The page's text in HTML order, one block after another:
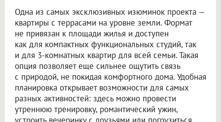
Одна из самых эксклюзивных изюминок проекта —
квартиры с террасами на уровне земли. Формат
не привязан к площади жилья и доступен
как для компактных функциональных студий, так
и для 3-комнатных квартир для всей семьи. Такая
опция позволяет еще сильнее ощутить связь
с природой, не покидая комфортного дома. Удобная
планировка открывает возможности для самых
разных активностей: здесь можно провести
утреннюю тренировку, романтический ужин,